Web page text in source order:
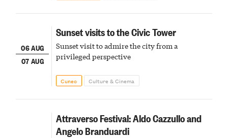
06 AUG
07 AUG
Sunset visits to the Civic Tower
Sunset visit to admire the city from a
privileged perspective
Cuneo Culture & Cinema
Attraverso Festival: Aldo Cazzullo and
Angelo Branduardi